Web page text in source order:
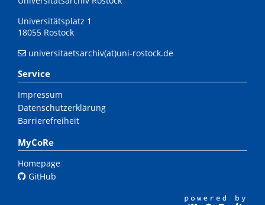
Universitätsplatz 1
18055 Rostock
universitaetsarchiv(at)uni-rostock.de
Service
Impressum
Datenschutzerklärung
Barrierefreiheit
MyCoRe
Homepage
GitHub